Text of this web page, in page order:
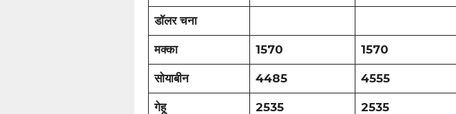
डॉलर चना
मक्का 1570 1570
सोयाबीन 4485 4555
गेहू 2535 2535